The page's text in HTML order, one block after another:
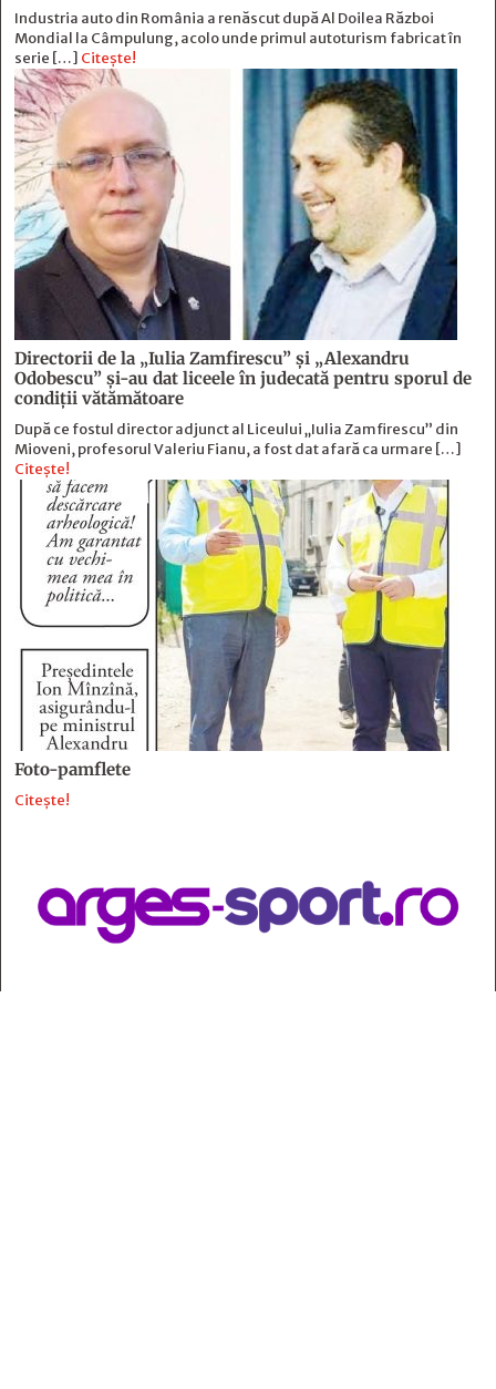
Industria auto din România a renăscut după Al Doilea Război
Mondial la Câmpulung, acolo unde primul autoturism fabricat în
serie […] Citește!
Directorii de la „Iulia Zamfirescu” și „Alexandru
Odobescu” și-au dat liceele în judecată pentru sporul de
condiții vătămătoare
După ce fostul director adjunct al Liceului „Iulia Zamfirescu” din
Mioveni, profesorul Valeriu Fianu, a fost dat afară ca urmare […]
Citește!
Foto-pamflete
Citește!